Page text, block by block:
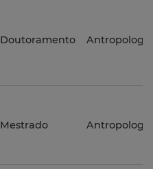
Doutoramento Antropologia
Mestrado Antropologia